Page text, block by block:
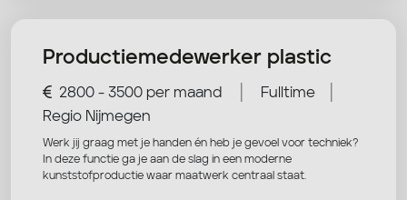
Productiemedewerker plastic
2800 - 3500 per maand Fulltime
Regio Nijmegen
Werk jij graag met je handen én heb je gevoel voor techniek?
In deze functie ga je aan de slag in een moderne
kunststofproductie waar maatwerk centraal staat.